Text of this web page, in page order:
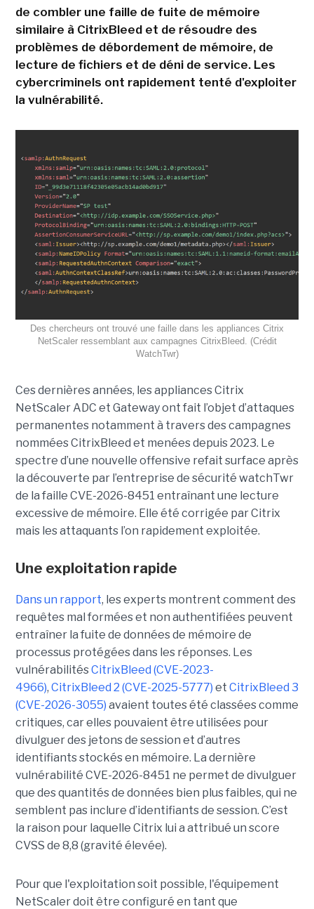
de combler une faille de fuite de mémoire
similaire à CitrixBleed et de résoudre des
problèmes de débordement de mémoire, de
lecture de fichiers et de déni de service. Les
cybercriminels ont rapidement tenté d'exploiter
la vulnérabilité.
Des chercheurs ont trouvé une faille dans les appliances Citrix
NetScaler ressemblant aux campagnes CitrixBleed. (Crédit
WatchTwr)
Ces dernières années, les appliances Citrix
NetScaler ADC et Gateway ont fait l’objet d’attaques
permanentes notamment à travers des campagnes
nommées CitrixBleed et menées depuis 2023. Le
spectre d’une nouvelle offensive refait surface après
la découverte par l’entreprise de sécurité watchTwr
de la faille CVE-2026-8451 entraînant une lecture
excessive de mémoire. Elle été corrigée par Citrix
mais les attaquants l’on rapidement exploitée.
Une exploitation rapide
Dans un rapport, les experts montrent comment des
requêtes mal formées et non authentifiées peuvent
entraîner la fuite de données de mémoire de
processus protégées dans les réponses. Les
vulnérabilitésCitrixBleed (CVE-2023-
4966), CitrixBleed 2 (CVE-2025-5777) et CitrixBleed 3
(CVE-2026-3055) avaient toutes été classées comme
critiques, car elles pouvaient être utilisées pour
divulguer des jetons de session et d’autres
identifiants stockés en mémoire. La dernière
vulnérabilité CVE-2026-8451 ne permet de divulguer
que des quantités de données bien plus faibles, qui ne
semblent pas inclure d’identifiants de session. C’est
la raison pour laquelle Citrix lui a attribué un score
CVSS de 8,8 (gravité élevée).
Pour que l'exploitation soit possible, l'équipement
NetScaler doit être configuré en tant que